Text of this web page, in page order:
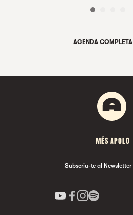
AGENDA COMPLETA
MÉS APOLO
Subscriu-te al Newsletter